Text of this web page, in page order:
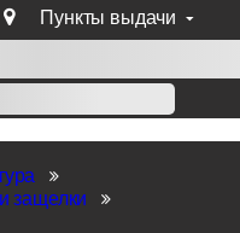
Пункты выдачи
Venezia,
защелки